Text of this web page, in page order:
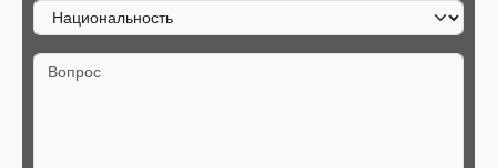
Национальность
Вопрос